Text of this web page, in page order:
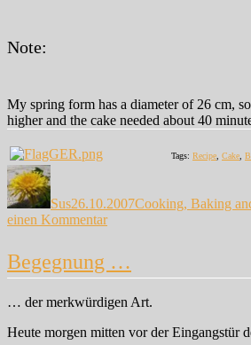
Note:
My spring form has a diameter of 26 cm,
higher and the cake needed about 40
Tags: Recipe, Cake,
Autor
Sus26.10.2007Cooking, Baking
einen Kommentarzu
Begegnung …
… der merkwürdigen Art.
Heute morgen mitten vor der Eingangstür